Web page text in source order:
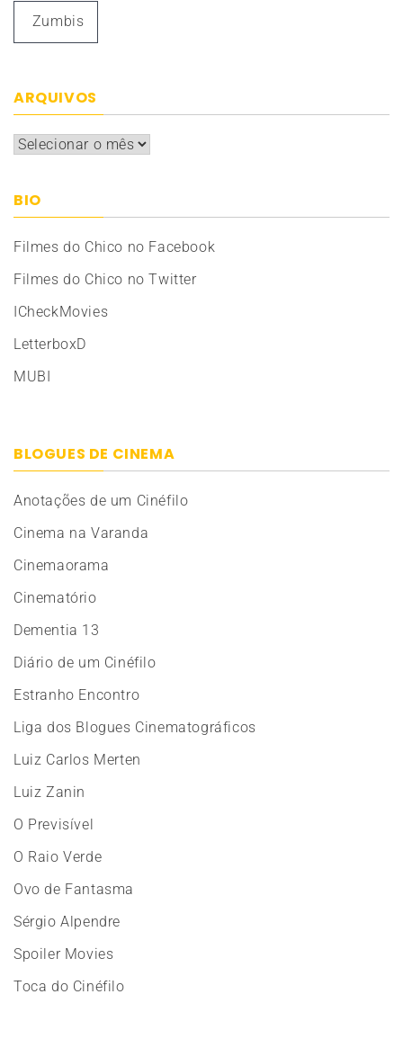
Zumbis
ARQUIVOS
Arquivos
BIO
Filmes do Chico no Facebook
Filmes do Chico no Twitter
ICheckMovies
LetterboxD
MUBI
BLOGUES DE CINEMA
Anotações de um Cinéfilo
Cinema na Varanda
Cinemaorama
Cinematório
Dementia 13
Diário de um Cinéfilo
Estranho Encontro
Liga dos Blogues Cinematográficos
Luiz Carlos Merten
Luiz Zanin
O Previsível
O Raio Verde
Ovo de Fantasma
Sérgio Alpendre
Spoiler Movies
Toca do Cinéfilo